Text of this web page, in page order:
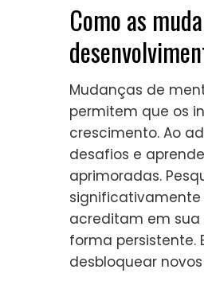
Como as
Mudanças de
permitem que os
crescimento. Ao
desafios e
aprimoradas.
significativamente
acreditam em sua
forma
desbloquear